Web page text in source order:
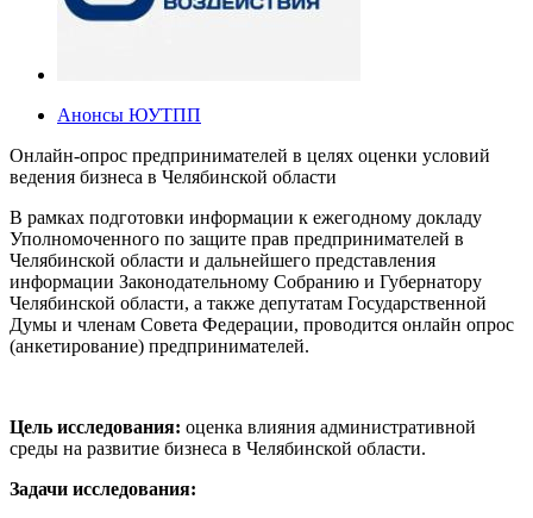
Анонсы ЮУТПП
Онлайн-опрос предпринимателей в целях оценки условий
ведения бизнеса в Челябинской области
В рамках подготовки информации к ежегодному докладу
Уполномоченного по защите прав предпринимателей в
Челябинской области и дальнейшего представления
информации Законодательному Собранию и Губернатору
Челябинской области, а также депутатам Государственной
Думы и членам Совета Федерации, проводится онлайн опрос
(анкетирование) предпринимателей.
Цель исследования: оценка влияния административной
среды на развитие бизнеса в Челябинской области.
Задачи исследования: